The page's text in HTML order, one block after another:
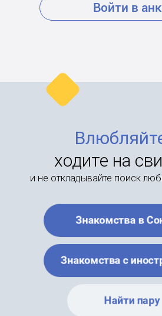
Войти в
ходите на
и не откладывайте поиск
Знакомства в
Знакомства с
Найти пару